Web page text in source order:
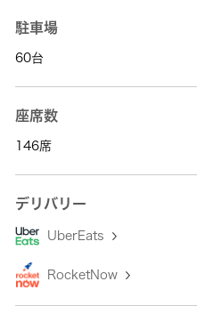
駐車場
60台
座席数
146席
デリバリー
UberEats
RocketNow